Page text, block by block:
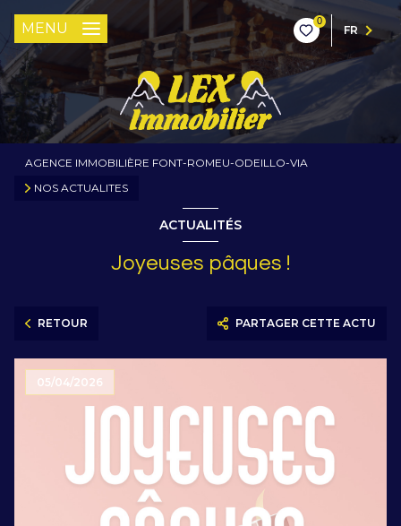
0
FR
MENU
AGENCE IMMOBILIÈRE FONT-ROMEU-ODEILLO-VIA
NOS ACTUALITES
ACTUALITÉS
Joyeuses pâques !
RETOUR PARTAGER CETTE ACTU
05/04/2026